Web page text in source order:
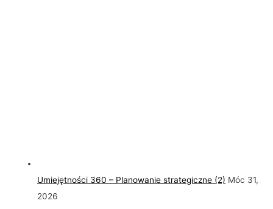
Umiejętności 360 – Planowanie strategiczne (2) Móc 31,
2026